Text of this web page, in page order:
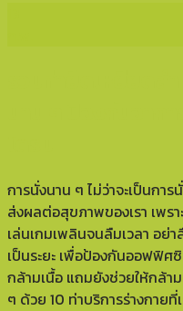
การนั่งนาน ๆ ไม่ว่าจะเป็นกา
ส่งผลต่อสุขภาพของเรา เพร
เล่นเกมเพลินจนลืมเวลา อย่
เป็นระยะ เพื่อป้องกันออฟฟิศ
กล้ามเนื้อ แถมยังช่วยให้กล้า
ๆ ด้วย 10 ท่าบริการร่างกายที่